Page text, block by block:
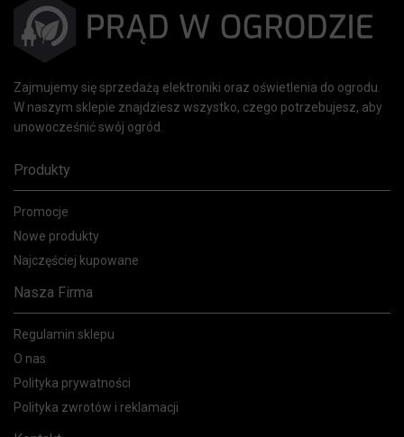
Zajmujemy się sprzedażą elektroniki oraz oświetlenia do ogrodu.
W naszym sklepie znajdziesz wszystko, czego potrzebujesz, aby
unowocześnić swój ogród.
Produkty
Promocje
Nowe produkty
Najczęściej kupowane
Nasza Firma
Regulamin sklepu
O nas
Polityka prywatności
Polityka zwrotów i reklamacji